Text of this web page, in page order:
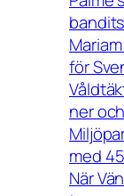
för
ner
med
När